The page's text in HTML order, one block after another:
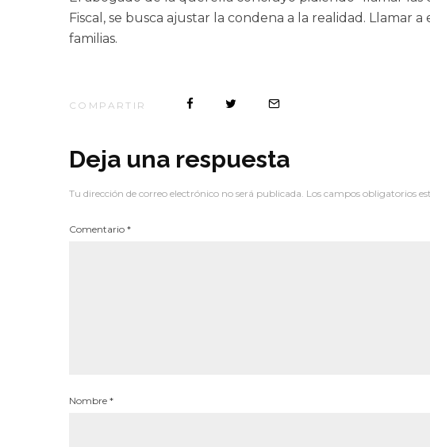
Fiscal, se busca ajustar la condena a la realidad. Llamar
familias.
COMPARTIR
Deja una respuesta
Tu dirección de correo electrónico no será publicada. Los campos obligatorios
Comentario *
Nombre *